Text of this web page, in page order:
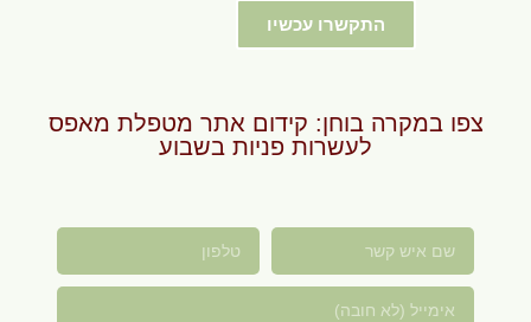
התקשרו עכשיו
צפו במקרה בוחן: קידום אתר מטפלת מאפס
לעשרות פניות בשבוע